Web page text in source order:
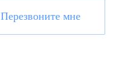
Перезвоните мне